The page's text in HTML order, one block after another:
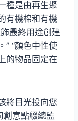
種是由再生聚
有機棉和有機
最終用途創建
” “顏色中性使
的物品固定在
將目光投向您
創意點綴總監